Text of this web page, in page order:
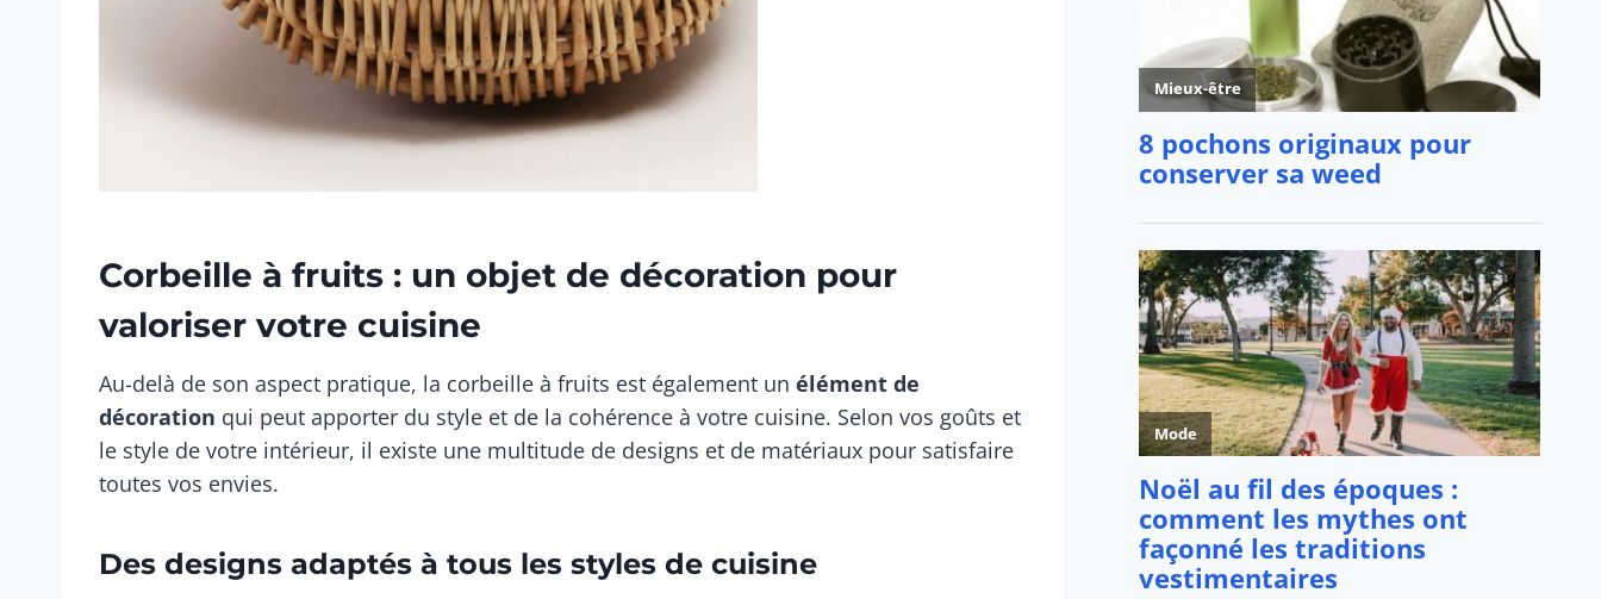
Corbeille à fruits : un objet de décoration pour
valoriser votre cuisine
Au-delà de son aspect pratique, la corbeille à fruits est également un élément de
décoration qui peut apporter du style et de la cohérence à votre cuisine. Selon vos goûts et
le style de votre intérieur, il existe une multitude de designs et de matériaux pour satisfaire
toutes vos envies.
Des designs adaptés à tous les styles de cuisine